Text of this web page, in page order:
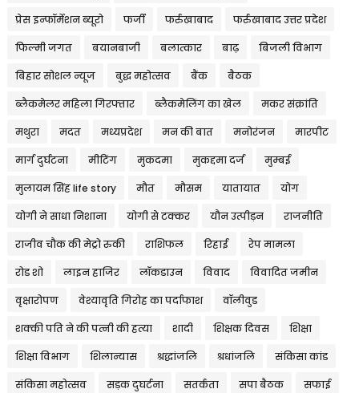
प्रेस इन्फॉर्मेशन ब्यूरो फर्जी फर्रुखाबाद फर्रुखाबाद उत्तर प्रदेश
फिल्मी जगत बयानबाजी बलात्कार बाढ़ बिजली विभाग
बिहार सोशल न्यूज बुद्ध महोत्सव बैंक बैठक
ब्लैकमेलर महिला गिरफ्तार ब्लैकमेलिंग का खेल मकर संक्रांति
मथुरा मदत मध्यप्रदेश मन की बात मनोरंजन मारपीट
मार्ग दुर्घटना मीटिंग मुकदमा मुकद्दमा दर्ज मुम्बई
मुलायम सिंह life story मौत मौसम यातायात योग
योगी ने साधा निशाना योगी से टक्कर यौन उत्पीड़न राजनीति
राजीव चौक की मेट्रो रुकी राशिफल रिहाई रेप मामला
रोड शो लाइन हाजिर लॉकडाउन विवाद विवादित जमीन
वृक्षारोपण वेश्यावृति गिरोह का पर्दाफाश वॉलीवुड
शक्की पति ने की पत्नी की हत्या शादी शिक्षक दिवस शिक्षा
शिक्षा विभाग शिलान्यास श्रद्धांजलि श्रधांजलि संकिसा कांड
संकिसा महोत्सव सड़क दुघर्टना सतर्कता सपा बैठक सफाई